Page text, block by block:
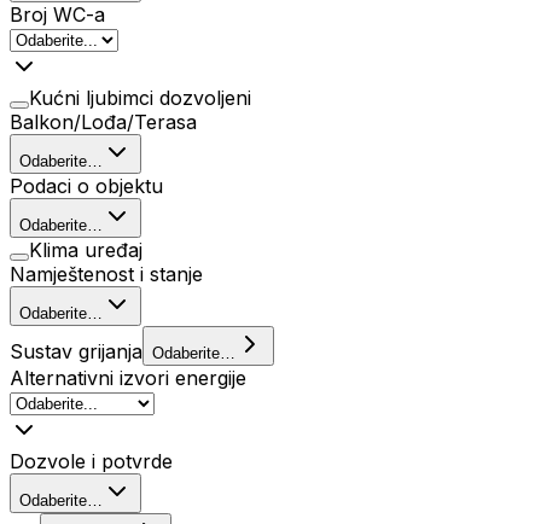
Broj WC-a
Kućni ljubimci dozvoljeni
Balkon/Lođa/Terasa
Odaberite…
Podaci o objektu
Odaberite…
Klima uređaj
Namještenost i stanje
Odaberite…
Sustav grijanja Odaberite…
Alternativni izvori energije
Dozvole i potvrde
Odaberite…